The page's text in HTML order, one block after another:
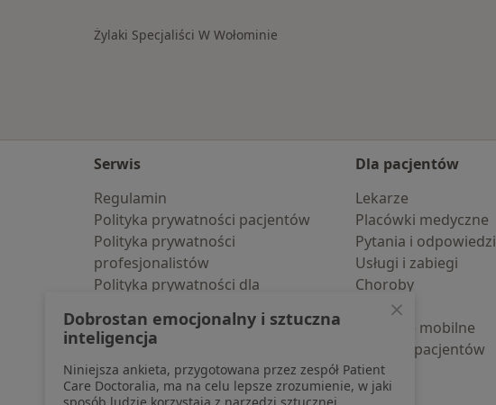
Żylaki Specjaliści W Wołominie
Serwis
Regulamin
Polityka prywatności pacjentów
Polityka prywatności
profesjonalistów
Polityka prywatności dla
pozyskaliśmy samodzielnie
Polityka cookies
Jak działają wyniki wyszukiwania
Dostępność
Dla pacjentów
Lekarze
Placówki medyczne
Pytania i odpowiedzi
Usługi i zabiegi
Choroby
Pomoc
Aplikacje mobilne
Blog dla pacjentów
Dobrostan emocjonalny i sztuczna
inteligencja
Niniejsza ankieta, przygotowana przez zespół Patient
Care Doctoralia, ma na celu lepsze zrozumienie, w jaki